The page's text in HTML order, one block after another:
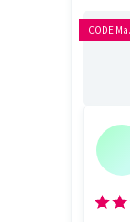
せた最
サイト回
CODE